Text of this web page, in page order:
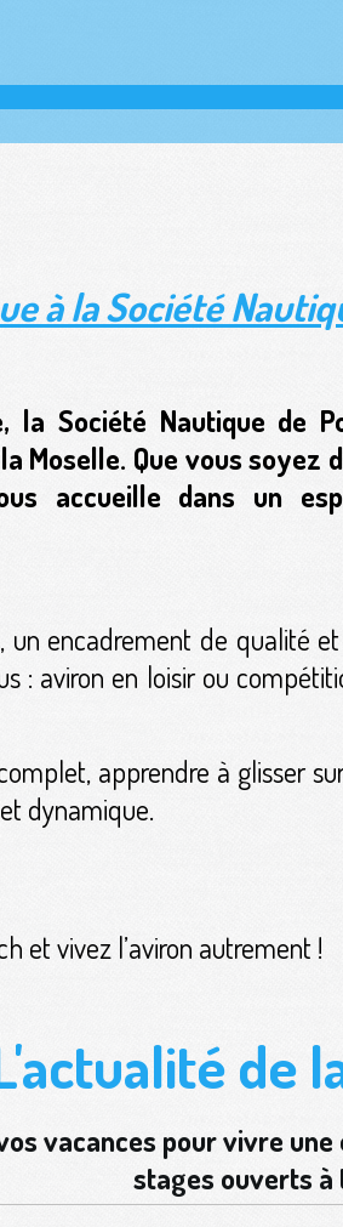
à la Société
la Société Nautique de
Moselle. Que vous
accueille dans un
un encadrement de qualité
: aviron en loisir ou
apprendre à glisser
dynamique.
et vivez l’aviron autrement !
de
vacances pour vivre
stages ouverts à